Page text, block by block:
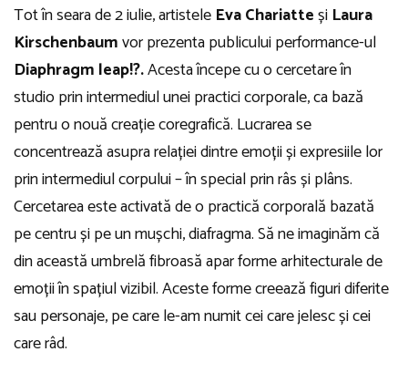
Tot în seara de 2 iulie, artistele Eva Chariatteși Laura
Kirschenbaumvor prezenta publicului performance-ul
Diaphragm leap!?.Acesta începe cu o cercetare în
studio prin intermediul unei practici corporale, ca bază
pentru o nouă creație coregrafică. Lucrarea se
concentrează asupra relației dintre emoții și expresiile lor
prin intermediul corpului – în special prin râs și plâns.
Cercetarea este activată de o practică corporală bazată
pe centru și pe un mușchi, diafragma. Să ne imaginăm că
din această umbrelă fibroasă apar forme arhitecturale de
emoții în spațiul vizibil. Aceste forme creează figuri diferite
sau personaje, pe care le-am numit cei care jelesc și cei
care râd.